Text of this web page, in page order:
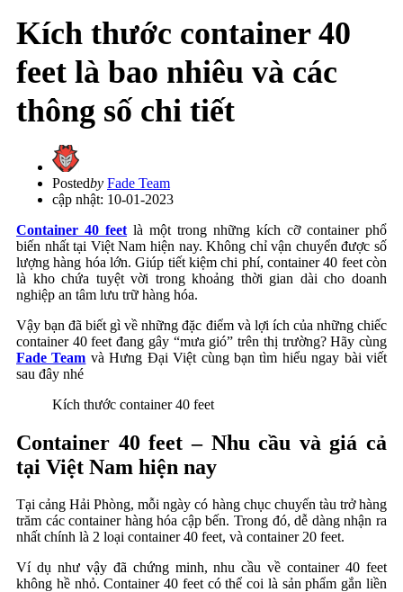
Kích thước container 40
feet là bao nhiêu và các
thông số chi tiết
Postedby Fade Team
cập nhật: 10-01-2023
Container 40 feet là một trong những kích cỡ container phổ
biến nhất tại Việt Nam hiện nay. Không chỉ vận chuyển được số
lượng hàng hóa lớn. Giúp tiết kiệm chi phí, container 40 feet còn
là kho chứa tuyệt vời trong khoảng thời gian dài cho doanh
nghiệp an tâm lưu trữ hàng hóa.
Vậy bạn đã biết gì về những đặc điểm và lợi ích của những chiếc
container 40 feet đang gây “mưa gió” trên thị trường? Hãy cùng
Fade Team và Hưng Đại Việt cùng bạn tìm hiểu ngay bài viết
sau đây nhé
Kích thước container 40 feet
Container 40 feet – Nhu cầu và giá cả
tại Việt Nam hiện nay
Tại cảng Hải Phòng, mỗi ngày có hàng chục chuyến tàu trở hàng
trăm các container hàng hóa cập bến. Trong đó, dễ dàng nhận ra
nhất chính là 2 loại container 40 feet, và container 20 feet.
Ví dụ như vậy đã chứng minh, nhu cầu về container 40 feet
không hề nhỏ. Container 40 feet có thể coi là sản phẩm gắn liền